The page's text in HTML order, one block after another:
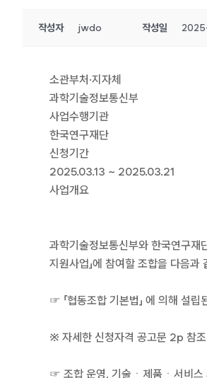
작성자 jwdo 작성일
소관부처·지자체
과학기술정보통신부
사업수행기관
한국연구재단
신청기간
2025.03.13 ~ 2025.03.21
사업개요
과학기술정보통신부와 한국연구재
지원사업」에 참여할 조합을 다음과
☞ 「협동조합 기본법」 에 의해 설립
※ 자세한 신청자격 공고문 2p 참조
☞ 조합 운영, 기술ㆍ제품ㆍ서비스